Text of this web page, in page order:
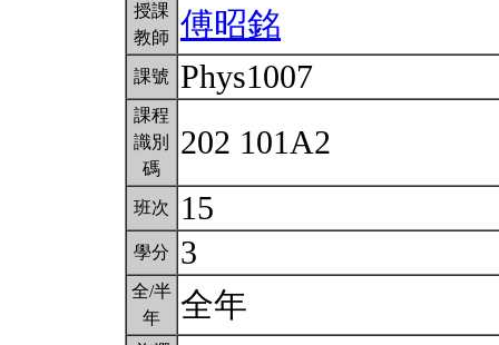
授課
教師
傅昭銘
課號 Phys1007
課程
識別
碼
202 101A2
班次 15
學分 3
全/半
年
全年